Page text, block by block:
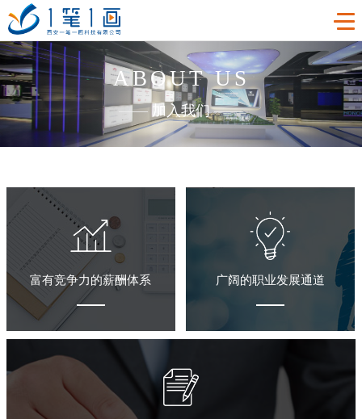
首页
工程案例
廉政警示展厅
法治教育基地
禁毒教育基地
红色党建教育基地
VR虚拟现实
AR增强现实
触控一体机
创新展项
互动投影
幻影成像
新闻中心
公司新闻
展厅资讯
常见问题
关于我们
企业简介
企业文化
荣誉资质
加入我们
合作代理
诚聘精英
联系我们
联系我们
区域负责人
ABOUT US
—— 加入我们 ——
富有竞争力的薪酬体系 广阔的职业发展通道